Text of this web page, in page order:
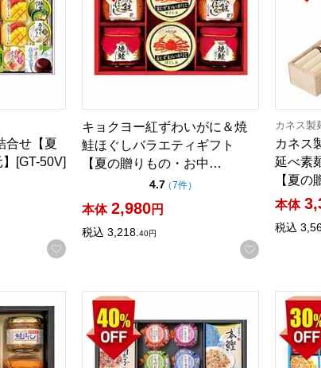
合せ【夏
[GT-50V]
点中）
お気に入りに登録する
キョクヨー紅ずわいがに＆焼
鮭ほぐしバラエティギフト
【夏の贈りもの・お中…
4.7点（5点満点中）
（7件の評価
）
本体 2,980円
税込 3,218.40円
お気に入り
カネス製
カネス
延べ素
【夏
本体
税込
海の幸バラエティギフト【夏の贈りもの・お中元】
磯じまん＆マルトモバラエティギフト【
杉本屋